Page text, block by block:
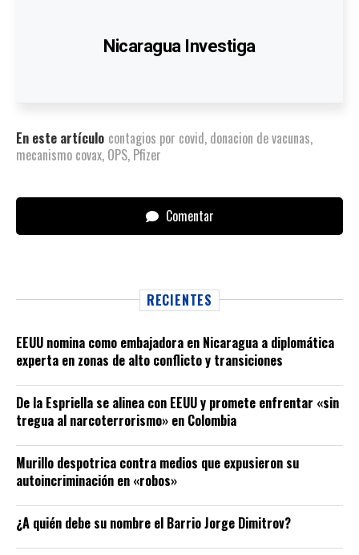
Nicaragua Investiga
En este artículo contagios por covid, donacion de vacunas,
mecanismo covax, OPS, Pfizer
Comentar
RECIENTES
EEUU nomina como embajadora en Nicaragua a diplomática
experta en zonas de alto conflicto y transiciones
De la Espriella se alinea con EEUU y promete enfrentar «sin
tregua al narcoterrorismo» en Colombia
Murillo despotrica contra medios que expusieron su
autoincriminación en «robos»
¿A quién debe su nombre el Barrio Jorge Dimitrov?